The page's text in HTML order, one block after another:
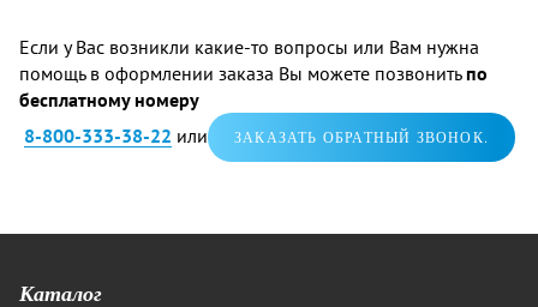
Если у Вас возникли какие-то вопросы или Вам нужна
помощь в оформлении заказа Вы можете позвонитьпо
бесплатному номеру
8-800-333-38-22 или ЗАКАЗАТЬ ОБРАТНЫЙ ЗВОНОК.
Каталог